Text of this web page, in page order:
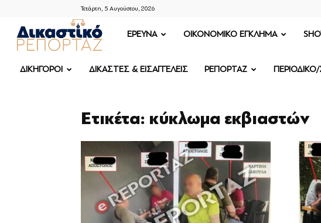
Τετάρτη, 5 Αυγούστου, 2026
ΔΙΚΑΣΤΙΚΟ
ΡΕΠΟΡΤΑΖ
ΕΡΕΥΝΑ OIKONOMIKO ΕΓΚΛΗΜΑ
ΔΙΚΗΓΟΡΟΙ ΔΙΚΑΣΤΕΣ & ΕΙΣΑΓΓΕΛΕΙΣ ΡΕΠΟΡΤΑΖ
Ετικέτα: κύκλωμα εκβιαστών